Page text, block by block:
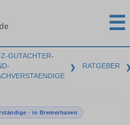
☰
GUTACHTER-
❯ RATGEBER
· in Bremerhaven